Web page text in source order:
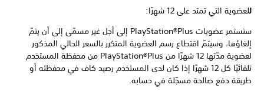
للعضوية التي تمتد على 12 شهرًا:
ستستمر عضويات PlayStation®Plus إلى أجل غير مسمّى إلى أن يتمّ
إلغاؤها، وسيتمّ اقتطاع رسم العضوية المتكرر بالسعر الحالي المذكور
لعضوية مدّتها 12 شهرًا من PlayStation®Plus من محفظة المستخدم
تلقائيًا كل 12 شهرًا إذا كان لدى المستخدم رصيد كاف في محفظته أو
طريقة دفع صالحة مسجّلة في حسابه.